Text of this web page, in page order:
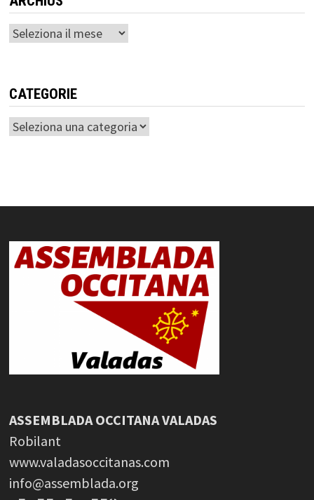
Archius
CATEGORIE
Categorie
ASSEMBLADA OCCITANA VALADAS
Robilant
www.valadasoccitanas.com
info@assemblada.org